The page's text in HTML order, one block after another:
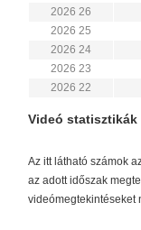
2026 26
2026 25
2026 24
2026 23
2026 22
Videó statisztikák
Az itt látható számok
az adott időszak
videómegtekintéseket